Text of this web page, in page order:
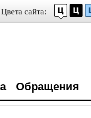
Цвета сайта:
Обращения